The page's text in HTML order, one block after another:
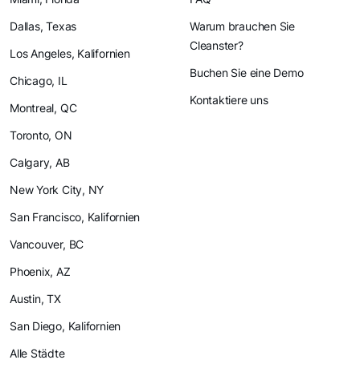
Dallas, Texas
Los Angeles, Kalifornien
Chicago, IL
Montreal, QC
Toronto, ON
Calgary, AB
New York City, NY
San Francisco, Kalifornien
Vancouver, BC
Phoenix, AZ
Austin, TX
San Diego, Kalifornien
Alle Städte
Warum brauchen Sie
Cleanster?
Buchen Sie eine Demo
Kontaktiere uns